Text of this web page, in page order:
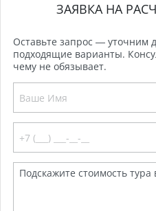
ЗАЯВКА НА
Оставьте запрос — уточним
подходящие варианты.
чему не обязывает.